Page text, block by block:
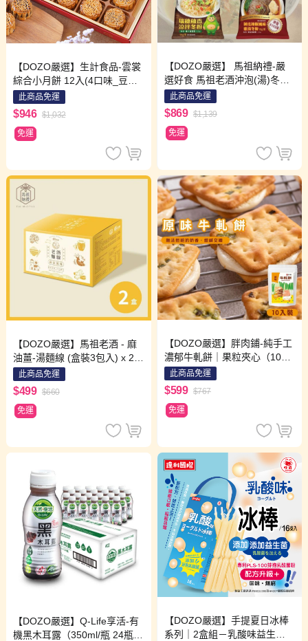
【DOZO嚴選】生計食品-雲裳
綜合小月餅 12入(4口味_豆
沙、棗泥、松子蓮蓉、蓮蓉蛋
黃，各3入)
此商品免運
$946 $1,032
免運
【DOZO嚴選】 馬祖納禮-嚴
選好食 馬祖老酒沖泡(湯)冬粉
12包 / 組 (口味: 香菇肉燥x3包
+麻油薑x3包+剝皮辣椒雞x3包
+瑞穗柚香3包)
此商品免運
$869 $1,139
免運
【DOZO嚴選】馬祖老酒 - 麻
油薑-湯麵線 (盒裝3包入) x 2盒
/ 組 (共6包入)
此商品免運
$499 $660
免運
【DOZO嚴選】胖肉鋪-純手工
濃郁牛軋餅｜果粒夾心（10入/
袋）x2袋組 （口味：原味牛奶
×1袋＋草莓×1袋）
此商品免運
$599 $767
免運
【DOZO嚴選】Q-Life享活-有
機黑木耳露（350ml/瓶 24瓶/
【DOZO嚴選】手提夏日冰棒
系列｜2盒組－乳酸味益生菌